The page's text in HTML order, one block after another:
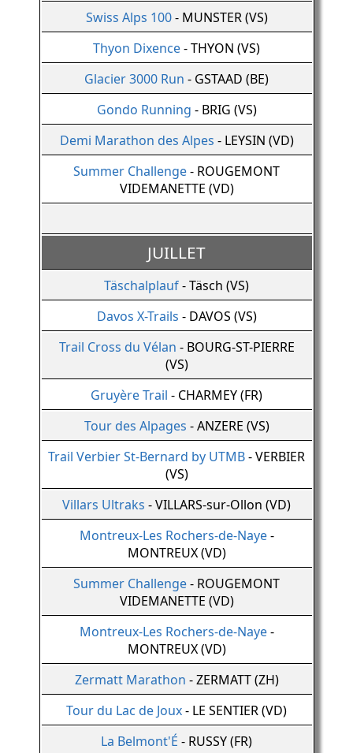
Swiss Alps 100- MUNSTER (VS)
Thyon Dixence- THYON (VS)
Glacier 3000 Run - GSTAAD (BE)
Gondo Running - BRIG (VS)
Demi Marathon des Alpes - LEYSIN (VD)
Summer Challenge- ROUGEMONT
VIDEMANETTE (VD)
JUILLET
Täschalplauf- Täsch (VS)
Davos X-Trails - DAVOS (VS)
Trail Cross du Vélan - BOURG-ST-PIERRE
(VS)
Gruyère Trail - CHARMEY (FR)
Tour des Alpages - ANZERE (VS)
Trail Verbier St-Bernard by UTMB- VERBIER
(VS)
Villars Ultraks - VILLARS-sur-Ollon (VD)
Montreux-Les Rochers-de-Naye-
MONTREUX (VD)
Summer Challenge- ROUGEMONT
VIDEMANETTE (VD)
Montreux-Les Rochers-de-Naye-
MONTREUX (VD)
Zermatt Marathon - ZERMATT (ZH)
Tour du Lac de Joux- LE SENTIER (VD)
La Belmont'É - RUSSY (FR)